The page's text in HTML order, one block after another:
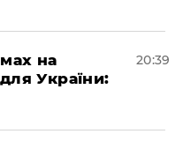
на
України:
20:39